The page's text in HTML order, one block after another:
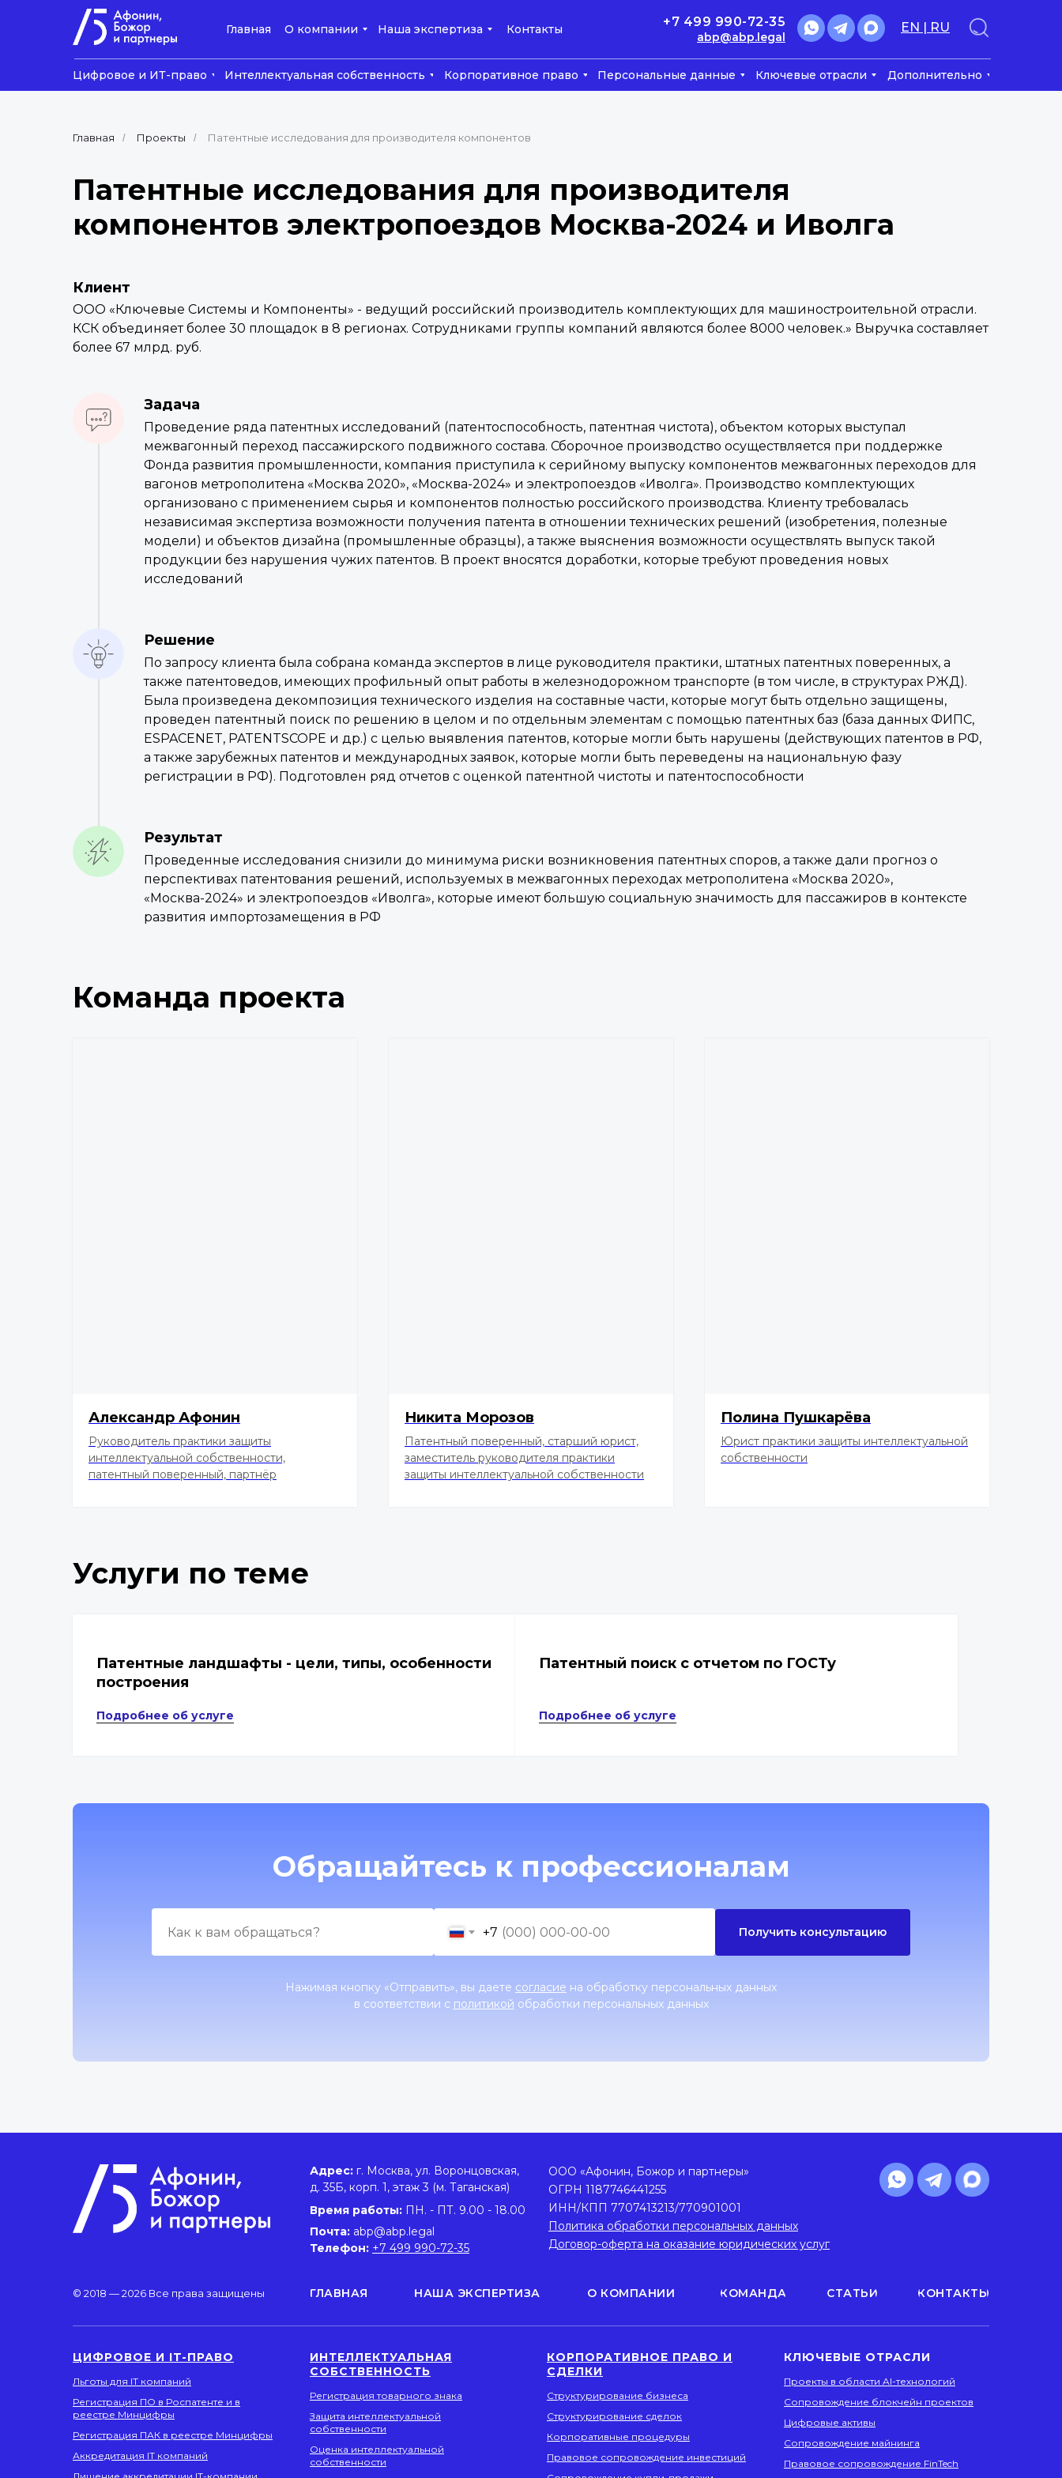
Главная О компании Наша экспертиза Контакты
Цифровое и ИТ-право Интеллектуальная собственность Корпоративное право Персональные данные Ключевые отрасли Дополнительно
abp@abp.legal
+7 499 990-72-35 EN | RU
Главная / Проекты / Патентные исследования для производителя компонентов
Патентные исследования для производителя
компонентов электропоездов Москва-2024 и Иволга
Клиент
ООО «Ключевые Системы и Компоненты» - ведущий российский производитель комплектующих для машиностроительной отрасли.
КСК объединяет более 30 площадок в 8 регионах. Сотрудниками группы компаний являются более 8000 человек.» Выручка составляет
более 67 млрд. руб.
Задача
Проведение ряда патентных исследований (патентоспособность, патентная чистота), объектом которых выступал
межвагонный переход пассажирского подвижного состава. Сборочное производство осуществляется при поддержке
Фонда развития промышленности, компания приступила к серийному выпуску компонентов межвагонных переходов для
вагонов метрополитена «Москва 2020», «Москва-2024» и электропоездов «Иволга». Производство комплектующих
организовано с применением сырья и компонентов полностью российского производства. Клиенту требовалась
независимая экспертиза возможности получения патента в отношении технических решений (изобретения, полезные
модели) и объектов дизайна (промышленные образцы), а также выяснения возможности осуществлять выпуск такой
продукции без нарушения чужих патентов. В проект вносятся доработки, которые требуют проведения новых
исследований
Решение
По запросу клиента была собрана команда экспертов в лице руководителя практики, штатных патентных поверенных, а
также патентоведов, имеющих профильный опыт работы в железнодорожном транспорте (в том числе, в структурах РЖД).
Была произведена декомпозиция технического изделия на составные части, которые могут быть отдельно защищены,
проведен патентный поиск по решению в целом и по отдельным элементам с помощью патентных баз (база данных ФИПС,
ESPACENET, PATENTSCOPE и др.) с целью выявления патентов, которые могли быть нарушены (действующих патентов в РФ,
а также зарубежных патентов и международных заявок, которые могли быть переведены на национальную фазу
регистрации в РФ). Подготовлен ряд отчетов с оценкой патентной чистоты и патентоспособности
Результат
Проведенные исследования снизили до минимума риски возникновения патентных споров, а также дали прогноз о
перспективах патентования решений, используемых в межвагонных переходах метрополитена «Москва 2020»,
«Москва-2024» и электропоездов «Иволга», которые имеют большую социальную значимость для пассажиров в контексте
развития импортозамещения в РФ
Команда проекта
Александр Афонин
Руководитель практики защиты
интеллектуальной собственности,
патентный поверенный, партнёр
Никита Морозов
Патентный поверенный, старший юрист,
заместитель руководителя практики
защиты интеллектуальной собственности
Полина Пушкарёва
Юрист практики защиты интеллектуальной
собственности
Услуги по теме
Патентные ландшафты - цели, типы, особенности
построения
Подробнее об услуге
Патентный поиск с отчетом по ГОСТу
Подробнее об услуге
Обращайтесь к профессионалам
+7 Получить консультацию
Нажимая кнопку «Отправить», вы даете согласие на обработку персональных данных
в соответствии с политикой обработки персональных данных
КОМАНДА СТАТЬИ КОНТАКТЫ
НАША ЭКСПЕРТИЗА О КОМПАНИИ
ГЛАВНАЯ
Адрес: г. Москва, ул. Воронцовская,
д. 35Б, корп. 1, этаж 3 (м. Таганская)
© 2018 — 2026 Все права защищены
Время работы: ПН. - ПТ. 9.00 - 18.00
Почта: abp@abp.legal
Телефон: +7 499 990-72-35
ООО «Афонин, Божор и партнеры»
ОГРН 1187746441255
ИНН/КПП 7707413213/770901001
Политика обработки персональных данных
Договор-оферта на оказание юридических услуг
ЦИФРОВОЕ И IT-ПРАВО
Льготы для IT компаний
Регистрация ПО в Роспатенте и в
реестре Минцифры
Регистрация ПАК в реестре Минцифры
Аккредитация IT компаний
ИНТЕЛЛЕКТУАЛЬНАЯ
СОБСТВЕННОСТЬ
Регистрация товарного знака
Защита интеллектуальной
собственности
Оценка интеллектуальной
собственности
КОРПОРАТИВНОЕ ПРАВО И
СДЕЛКИ
Структурирование бизнеса
Структурирование сделок
Корпоративные процедуры
Правовое сопровождение инвестиций
КЛЮЧЕВЫЕ ОТРАСЛИ
Проекты в области AI-технологий
Сопровождение блокчейн проектов
Цифровые активы
Сопровождение майнинга
Правовое сопровождение FinTech